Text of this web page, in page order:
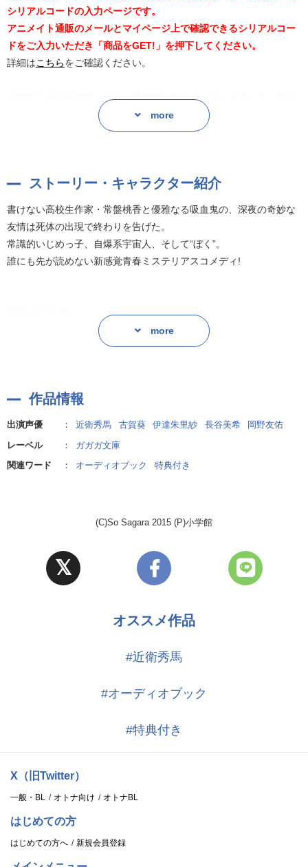
シリアルコードの入力ページです。
アニメイト通販のメールとマイページ上で確認できるシリアルコー
ドをご入力いただき「商品をGET!」を押下してください。
詳細はこちらをご確認ください。
小学館「ガガガ文庫」より、耳で楽しむ「オーディオブック」第五
特典として、朗読を担当する近衛秀馬さん・古賀葵さん・長谷美希
書けない高校生作家・常盤桃香と優雅なる吸血鬼の、深夜の奇妙な
常識的いじめっ子、自爆系宇宙人、そして“ぼく”。
誰にも先が読めない新感覚青春ミステリアスコメディ!
more
ストーリー・キャラクター紹介
書けない高校生作家・常盤桃香と優雅なる吸血鬼の、深夜の奇妙な
友情は死体の出現で終わりを告げた。
常識的いじめっ子、自爆系宇宙人、そして“ぼく”。
誰にも先が読めない新感覚青春ミステリアスコメディ!
more
作品情報
出演声優 ： 近衛秀馬 古賀葵 伊達朱里紗 長谷美希
岡野友佑
レーベル
：
ガガガ文庫
関連ワード
： オーディオブック 特典付き
(C)So Sagara 2015 (P)小学館
オススメ作品
#近衛秀馬
#オーディオブック
#特典付き
X（旧Twitter）
一般・BL オトナ向け オトナBL
はじめての方
はじめての方へ 新規会員登録